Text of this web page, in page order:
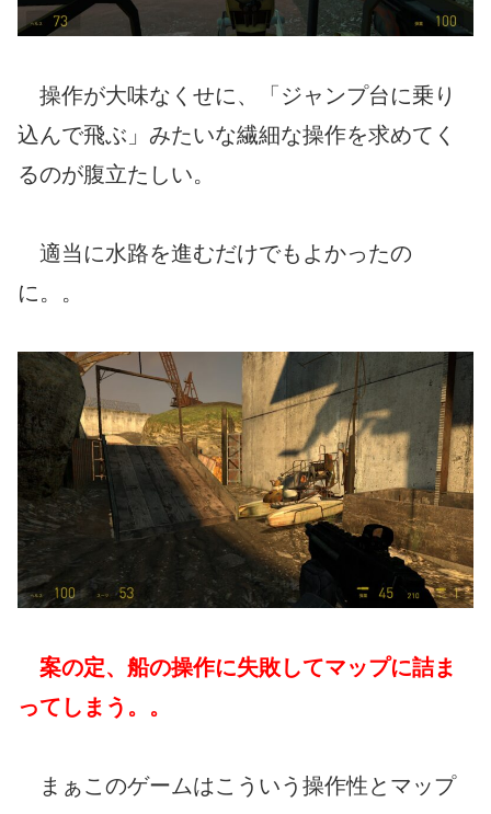
操作が大味なくせに、「ジャンプ台に乗り
込んで飛ぶ」みたいな繊細な操作を求めてく
るのが腹立たしい。
適当に水路を進むだけでもよかったの
に。。
案の定、船の操作に失敗してマップに詰ま
ってしまう。。
まぁこのゲームはこういう操作性とマップ